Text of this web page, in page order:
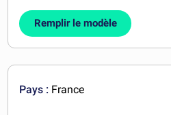
Remplir le modèle
Pays : France